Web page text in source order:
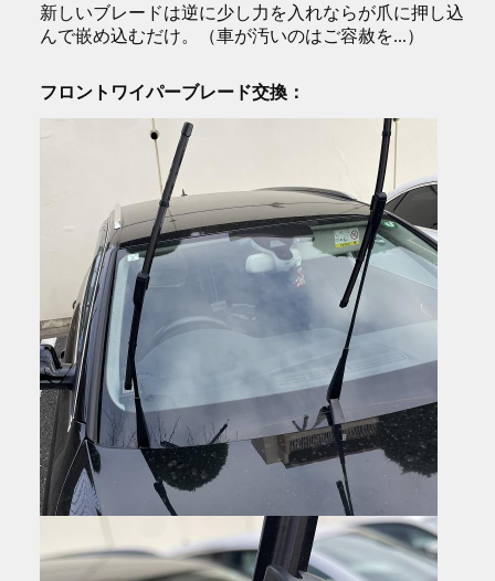
新しいブレードは逆に少し力を入れならが爪に押し込
んで嵌め込むだけ。（車が汚いのはご容赦を...）
フロントワイパーブレード交換：